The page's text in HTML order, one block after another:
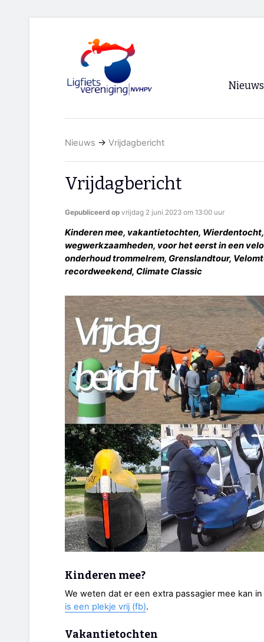
Nieuws
Nieuws → Vrijdagbericht
Vrijdagbericht
Gepubliceerd op vrijdag 2 juni 2023 om 13:00 uur
Kinderen mee, vakantietochten,
wegwerkzaamheden, voor het eerst in een
onderhoud trommelrem, Grenslandtour,
recordweekend, Climate Classic
Kinderen mee?
We weten dat er een extra passagier mee kan
is een plekje vrij (fb).
Vakantietochten